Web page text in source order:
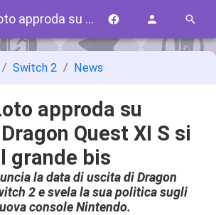
L'eroe di Loto approda su Switch 2: Dragon Quest XI S si prepara al grande bis
Switch 2 News
approda su
Quest XI S si
grande bis
la data di uscita di Dragon
2 e svela la sua politica sugli
console Nintendo.